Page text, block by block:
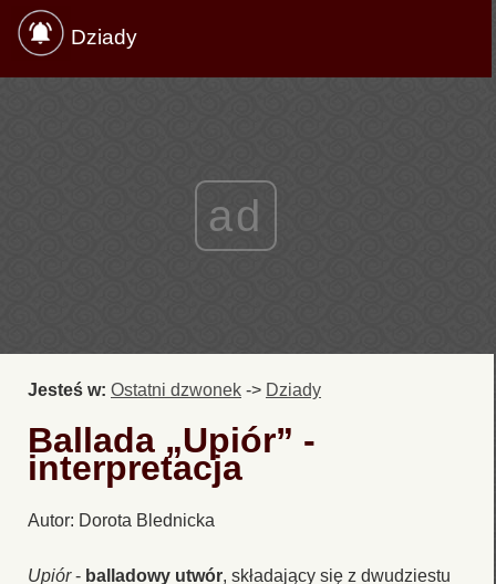
Dziady
ad
Jesteś w: Ostatni dzwonek -> Dziady
Ballada „Upiór” -
interpretacja
Autor: Dorota Blednicka
Upiór- balladowy utwór, składający się z dwudziestu